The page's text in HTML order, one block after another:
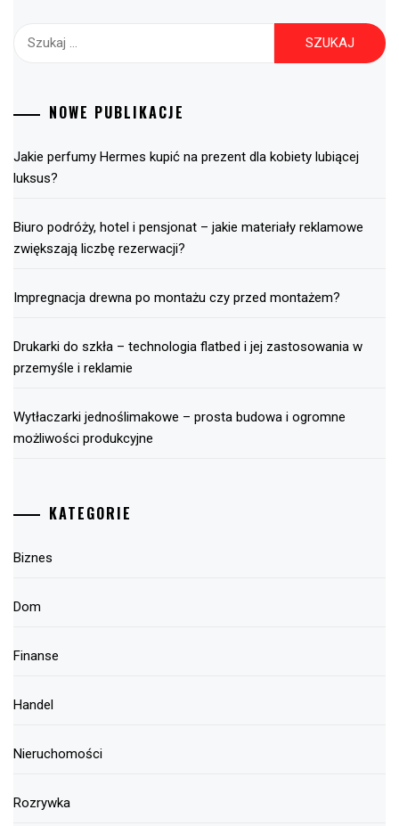
Szukaj:
NOWE PUBLIKACJE
Jakie perfumy Hermes kupić na prezent dla kobiety lubiącej
luksus?
Biuro podróży, hotel i pensjonat – jakie materiały reklamowe
zwiększają liczbę rezerwacji?
Impregnacja drewna po montażu czy przed montażem?
Drukarki do szkła – technologia flatbed i jej zastosowania w
przemyśle i reklamie
Wytłaczarki jednoślimakowe – prosta budowa i ogromne
możliwości produkcyjne
KATEGORIE
Biznes
Dom
Finanse
Handel
Nieruchomości
Rozrywka